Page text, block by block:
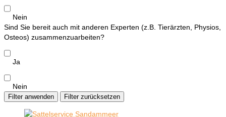
Nein
Sind Sie bereit auch mit anderen Experten (z.B. Tierärzten, Physios,
Osteos) zusammenzuarbeiten?
Ja
Nein
Filter anwenden Filter zurücksetzen